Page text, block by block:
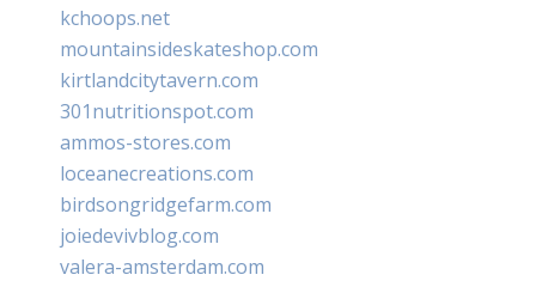
kchoops.net
mountainsideskateshop.com
kirtlandcitytavern.com
301nutritionspot.com
ammos-stores.com
loceanecreations.com
birdsongridgefarm.com
joiedevivblog.com
valera-amsterdam.com